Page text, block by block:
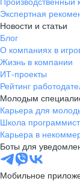
Экспертная
Новости и статьи
Блог
О компаниях в
Жизнь в компании
ИТ-проекты
Рейтинг
Молодым
Карьера для
Школа
Карьера в
Боты для
Мобильное